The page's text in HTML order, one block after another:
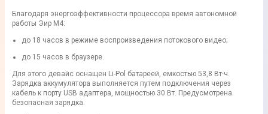
Благодаря энергоэффективности процессора время автономной
работы Эир М4:
до 18 часов в режиме воспроизведения потокового видео;
до 15 часов в браузере.
Для этого девайс оснащен Li-Pol батареей, емкостью 53,8 Вт·ч.
Зарядка аккумулятора выполняется путем подключения через
кабель к порту USB адаптера, мощностью 30 Вт. Предусмотрена
безопасная зарядка.